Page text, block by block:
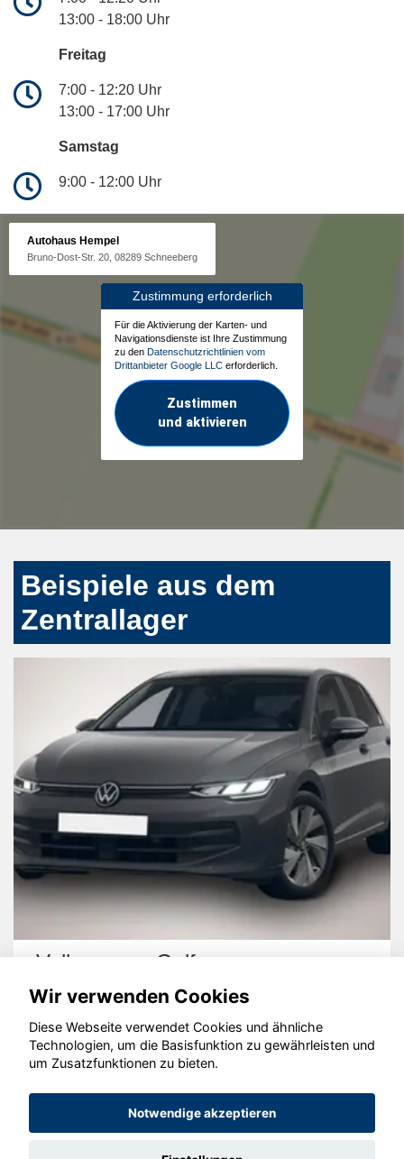
13:00 - 18:00 Uhr
Freitag
7:00 - 12:20 Uhr
13:00 - 17:00 Uhr
Samstag
9:00 - 12:00 Uhr
Autohaus Hempel
Bruno-Dost-Str. 20, 08289 Schneeberg
Zustimmung erforderlich
Für die Aktivierung der Karten- und
Navigationsdienste ist Ihre Zustimmung
zu den Datenschutzrichtlinien vom
Drittanbieter Google LLC erforderlich.
Zustimmen
und aktivieren
Beispiele aus dem
Zentrallager
Volkswagen Golf
© konjunkturmotor.de GmbH 2020 - 2026
Wir verwenden Cookies
Diese Webseite verwendet Cookies und ähnliche
Technologien, um die Basisfunktion zu gewährleisten und
um Zusatzfunktionen zu bieten.
Notwendige akzeptieren